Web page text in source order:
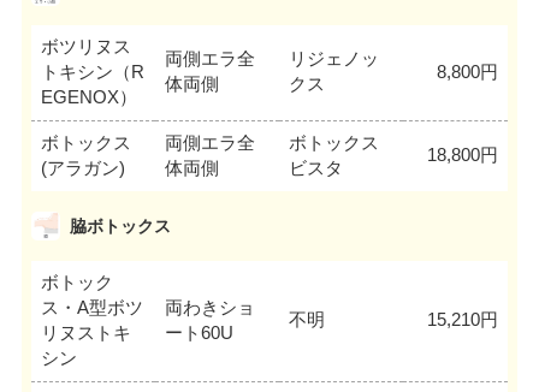
ボツリヌス
トキシン（R
EGENOX）
両側エラ全
体両側
リジェノッ
クス
8,800円
ボトックス
(アラガン)
両側エラ全
体両側
ボトックス
ビスタ
18,800円
脇ボトックス
ボトック
ス・A型ボツ
リヌストキ
シン
両わきショ
ート60U
不明 15,210円